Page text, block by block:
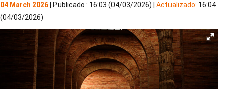
04 March 2026 | Publicado : 16:03 (04/03/2026) | Actualizado: 16:04
(04/03/2026)